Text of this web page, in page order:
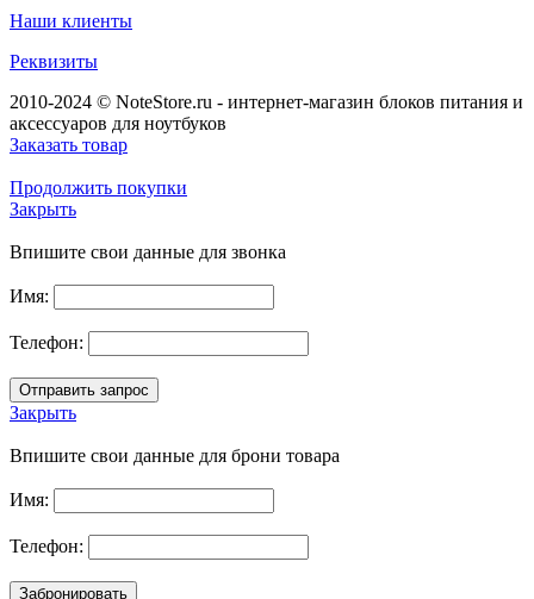
Наши клиенты
Реквизиты
2010-2024 © NoteStore.ru - интернет-магазин блоков питания и
аксессуаров для ноутбуков
Заказать товар
Продолжить покупки
Закрыть
Впишите свои данные для звонка
Имя:
Телефон:
Закрыть
Впишите свои данные для брони товара
Имя:
Телефон: